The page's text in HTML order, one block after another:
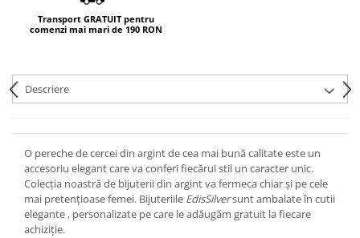
Transport GRATUIT pentru
comenzi mai mari de 190 RON
Descriere
O pereche de cercei din argint de cea mai bună calitate este un
accesoriu elegant care va conferi fiecărui stil un caracter unic.
Colecția noastră de bijuterii din argint va fermeca chiar și pe cele
mai pretențioase femei. Bijuteriile EdisSilversunt ambalate în cutii
elegante , personalizate pe care le adăugăm gratuit la fiecare
achiziție.